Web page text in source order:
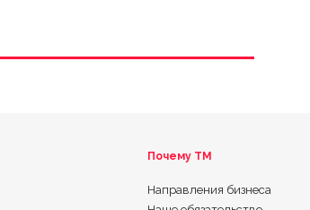
Почему TM
Направления бизнеса